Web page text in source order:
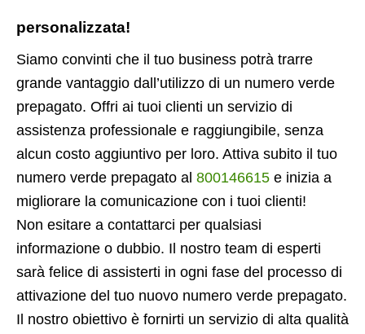
personalizzata!
Siamo convinti che il tuo business potrà trarre
grande vantaggio dall’utilizzo di un numero verde
prepagato. Offri ai tuoi clienti un servizio di
assistenza professionale e raggiungibile, senza
alcun costo aggiuntivo per loro. Attiva subito il tuo
numero verde prepagato al 800146615 e inizia a
migliorare la comunicazione con i tuoi clienti!
Non esitare a contattarci per qualsiasi
informazione o dubbio. Il nostro team di esperti
sarà felice di assisterti in ogni fase del processo di
attivazione del tuo nuovo numero verde prepagato.
Il nostro obiettivo è fornirti un servizio di alta qualità